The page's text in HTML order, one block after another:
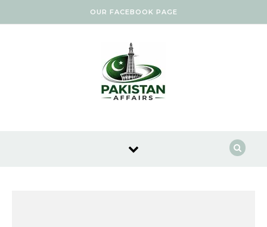
OUR FACEBOOK PAGE